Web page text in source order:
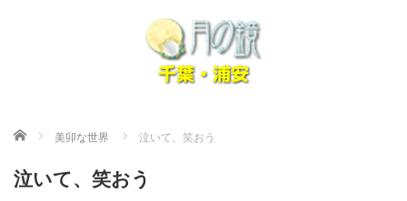
ホーム 美卯な世界 泣いて、笑おう
泣いて、笑おう